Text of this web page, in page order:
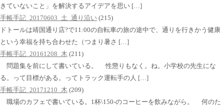
きていないこと」を解決するアイデアを思い […]
手帳手記_20170603_土_通り沿い (215)
ドトールは靖国通り店?で11:00の自転車の旅の途中で、通りを行きかう健康
という幸福を持ち合わせた（つまり暑さ […]
手帳手記_20161208_木 (211)
問題集を前にして書いている。 性懲りもなく。ね。小学校の先生にな
る。って目標がある。ってトラック運転手の人 […]
手帳手記_20171210_木 (209)
職場のカフェで書いている。1杯\150-のコーヒーを飲みながら。 何のた